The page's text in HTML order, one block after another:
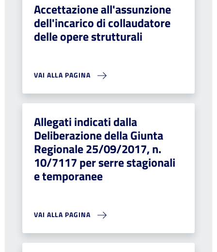
Accettazione all'assunzione
dell'incarico di collaudatore
delle opere strutturali
VAI ALLA PAGINA
Allegati indicati dalla
Deliberazione della Giunta
Regionale 25/09/2017, n.
10/7117 per serre stagionali
e temporanee
VAI ALLA PAGINA